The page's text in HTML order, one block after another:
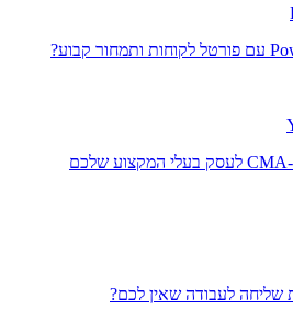
משווים את YourTradebase ו-CMA לעסק בעלי המקצוע שלכם